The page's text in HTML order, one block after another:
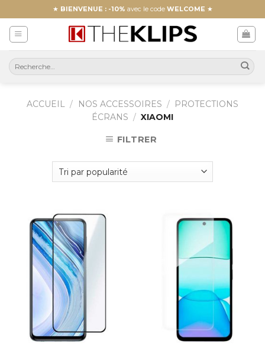
to
content
★ BIENVENUE : -10% avec le code WELCOME ★
ACCUEIL / NOS ACCESSOIRES / PROTECTIONS
ÉCRANS / XIAOMI
FILTRER